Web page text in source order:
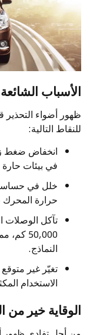
الأسباب
ظهور أضواء التحذير
للنقاط التالية:
انخفاض ضغط
في بيئات حارة
خلل في
حرارة
تآكل الوصلات
النماذج.
تغيّر غير متوقع
الاستخدام
الوقاية خير من